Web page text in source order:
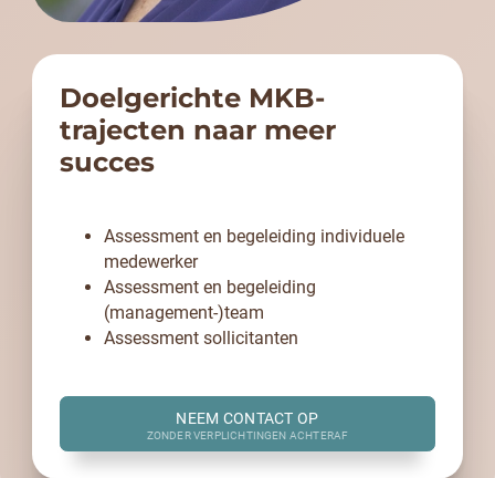
Doelgerichte MKB-
trajecten naar meer
succes
Assessment en begeleiding individuele
medewerker
Assessment en begeleiding
(management-)team
Assessment sollicitanten
NEEM CONTACT OP